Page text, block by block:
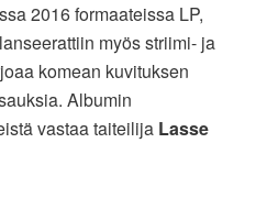
2016 formaateissa LP,
myös striimi- ja
komean kuvituksen
Albumin
vastaa taiteilija Lasse